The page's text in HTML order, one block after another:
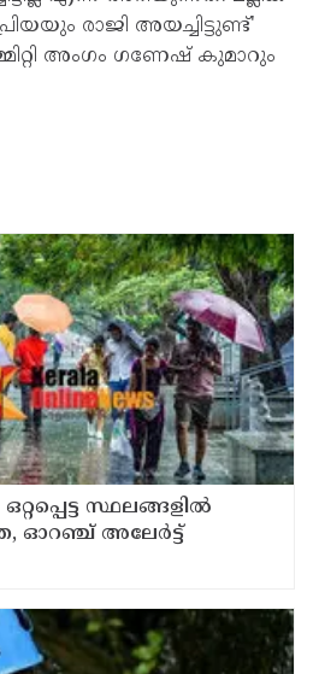
രാജി അയച്ചിട്ടുണ്ട്'
അംഗം ഗണേഷ് കുമാറും
സ്ഥലങ്ങളില്‍
ഓറഞ്ച് അലേർട്ട്